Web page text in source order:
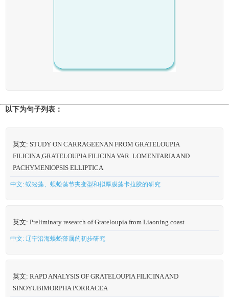
以下为句子列表：
英文: STUDY ON CARRAGEENAN FROM GRATELOUPIA
FILICINA,GRATELOUPIA FILICINA VAR. LOMENTARIA AND
PACHYMENIOPSIS ELLIPTICA
中文: 蜈蚣藻、蜈蚣藻节夹变型和拟厚膜藻卡拉胶的研究
英文: Preliminary research of Grateloupia from Liaoning coast
中文: 辽宁沿海蜈蚣藻属的初步研究
英文: RAPD ANALYSIS OF GRATELOUPIA FILICINA AND
SINOYUBIMORPHA PORRACEA